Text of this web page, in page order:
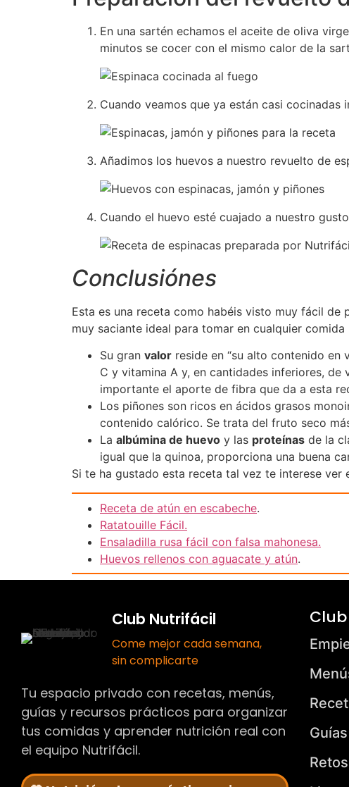
En una sartén echamos el aceite de oliva
minutos se cocer con el mismo calor de la
Cuando veamos que ya están casi
Añadimos los huevos a nuestro revuelto de
Cuando el huevo esté cuajado a nuestro
Conclusiónes
Esta es una receta como habéis visto muy fácil
muy saciante ideal para tomar en cualquier comida
Su gran valor reside en “su alto contenido en
C y vitamina A y, en cantidades inferiores, de
importante el aporte de fibra que da a esta
Los piñones son ricos en ácidos grasos
contenido calórico. Se trata del fruto seco
La albúmina de huevo y las proteínas de la
igual que la quinoa, proporciona una buena
Si te ha gustado esta receta tal vez te interese
Receta de atún en escabeche.
Ratatouille Fácil.
Ensaladilla rusa fácil con falsa mahonesa.
Huevos rellenos con aguacate y atún.
Club Nutrifácil
Come mejor cada semana,
sin complicarte
Tu espacio privado con recetas, menús,
guías y recursos prácticos para organizar
tus comidas y aprender nutrición real con
el equipo Nutrifácil.
Club
Guías
Retos